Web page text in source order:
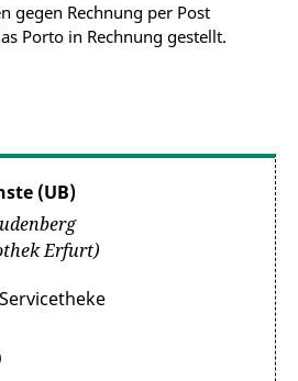
gegen Rechnung per Post
Porto in Rechnung gestellt.
(UB)
Erfurt)